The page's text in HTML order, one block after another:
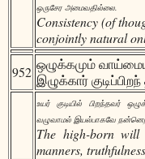
ஒருசேர அமைவதில்லை.
Consistency (of
conjointly natural
952 ஒழுக்கமும்
இழுக்கார்
உயர் குடியில் பிறந்தவர்
வழுவாமல் இயல்பாகவே
The high-born will
manners,